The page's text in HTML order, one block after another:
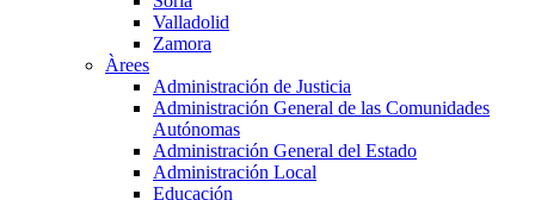
Valladolid
Zamora
Àrees
Administración de Justicia
Administración General de las Comunidades
Autónomas
Administración General del Estado
Administración Local
Educación